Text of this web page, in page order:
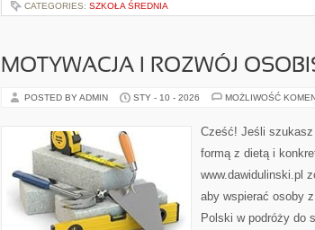
CATEGORIES: SZKOŁA ŚREDNIA
MOTYWACJA I ROZWÓJ
POSTED BY ADMIN STY - 10 - 2026 MOŻLIWOŚĆ
Cześć! Jeśli szukasz
formą z dietą i
www.dawidulinski.pl
aby wspierać osoby
Polski w podróży do